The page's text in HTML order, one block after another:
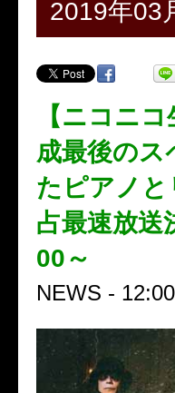
2019年03
【ニコニ
成最後の
たピアノ
占最速放
00～
NEWS -